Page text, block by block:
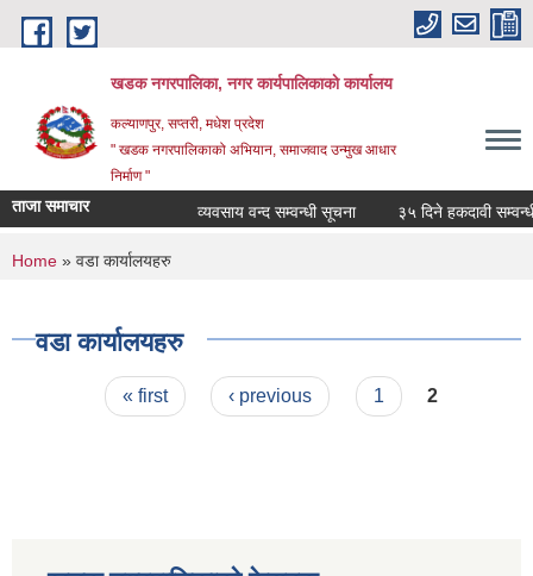
Skip to main content
खडक नगरपालिका, नगर कार्यपालिकाकाे कार्यालय
कल्याणपुर, सप्तरी, मधेश प्रदेश
" खडक नगरपालिकाको अभियान, समाजवाद उन्मुख आधार
निर्माण "
ताजा समाचार व्यवसाय वन्द सम्वन्धी सूचना ३५ दिने हकदावी सम्वन्धी
You are here
Home » वडा कार्यालयहरु
वडा कार्यालयहरु
Pages« first ‹ previous 1 2